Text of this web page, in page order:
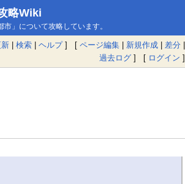
略Wiki
市」について攻略しています。
| 検索 | ヘルプ] [ ページ編集 | 新規作成 | 差分 |
過去ログ ] [ ログイン ]